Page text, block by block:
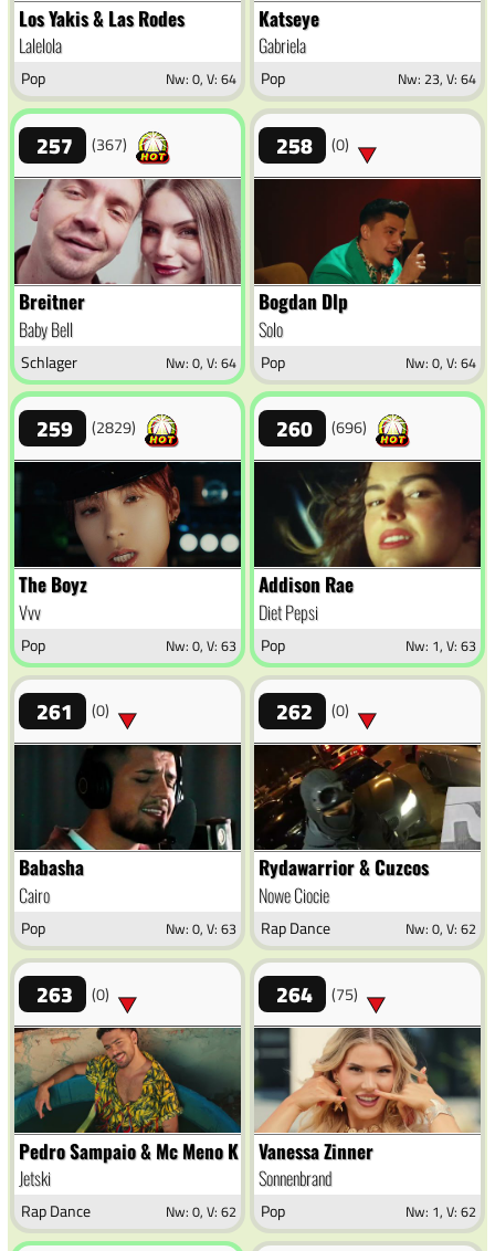
Los Yakis & Las Rodes
Lalelola
Pop Nw: 0, V: 64
Katseye
Gabriela
Pop Nw: 23, V: 64
257 (367)
Breitner
Baby Bell
Schlager Nw: 0, V: 64
258 (0)
Bogdan Dlp
Solo
Pop Nw: 0, V: 64
259 (2829)
The Boyz
Vvv
Pop Nw: 0, V: 63
260 (696)
Addison Rae
Diet Pepsi
Pop Nw: 1, V: 63
261 (0)
Babasha
Cairo
Pop Nw: 0, V: 63
262 (0)
Rydawarrior & Cuzcos
Nowe Ciocie
Rap Dance Nw: 0, V: 62
263 (0)
Pedro Sampaio & Mc Meno K & Melody
Jetski
Rap Dance Nw: 0, V: 62
264 (75)
Vanessa Zinner
Sonnenbrand
Pop Nw: 1, V: 62